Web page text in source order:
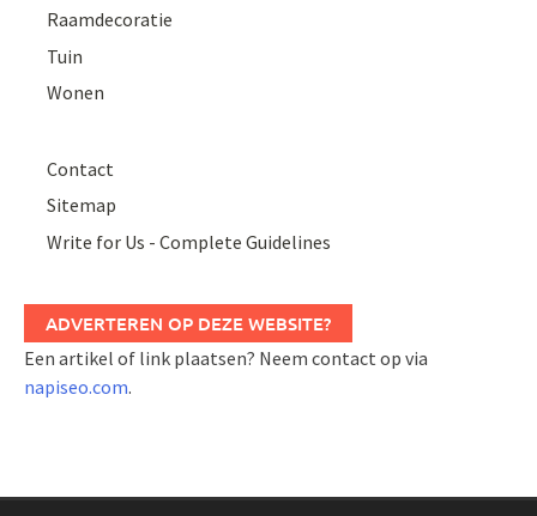
Raamdecoratie
Tuin
Wonen
Contact
Sitemap
Write for Us - Complete Guidelines
ADVERTEREN OP DEZE WEBSITE?
Een artikel of link plaatsen? Neem contact op via
napiseo.com.